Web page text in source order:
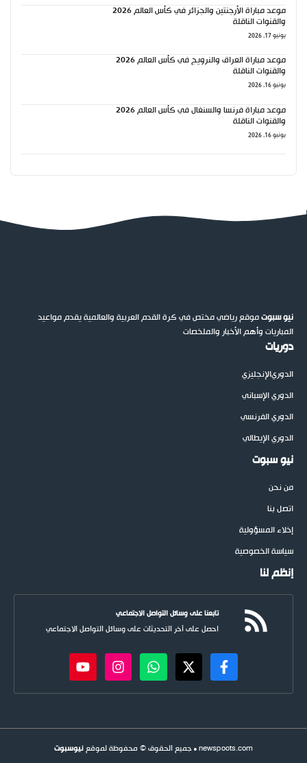
موعد مباراة الأرجنتين والجزائر في كأس العالم 2026
والقنوات الناقلة
يونيو 17, 2026
موعد مباراة العراق والنرويج في كأس العالم 2026
والقنوات الناقلة
يونيو 16, 2026
موعد مباراة فرنسا والسنغال في كأس العالم 2026
والقنوات الناقلة
يونيو 16, 2026
نيو سبوتموقع رياضي مختص في كرة القدم العربية والعالمية يقدم مواعيد
المباريات وأهم الأخبار والملخصات
دوريات
الدوريالإنجليزي
الدوري الإسباني
الدوري الفرنسي
الدوري الإيطالي
نيو سبوت
من نحن
اتصل بنا
إخلاء المسؤولية
سياسة الخصوصية
إنظم لنا
تابعنا على وسائل التواصل الاجتماعي
احصل على آخر التحديثات على وسائل التواصل الاجتماعي
newspoots.com • جميع الحقوق © محفوظة لموقع نيوسبوت